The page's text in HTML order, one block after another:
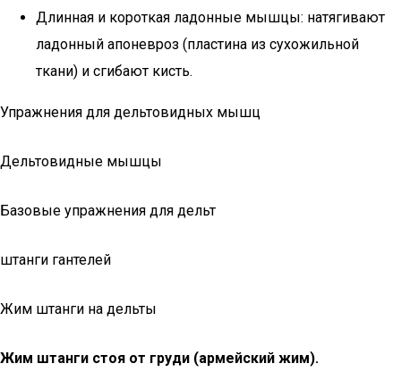
Длинная и короткая ладонные мышцы: натягивают
ладонный апоневроз (пластина из сухожильной
ткани) и сгибают кисть.
Упражнения для дельтовидных мышц
Дельтовидные мышцы
Базовые упражнения для дельт
штанги гантелей
Жим штанги на дельты
Жим штанги стоя от груди (армейский жим).